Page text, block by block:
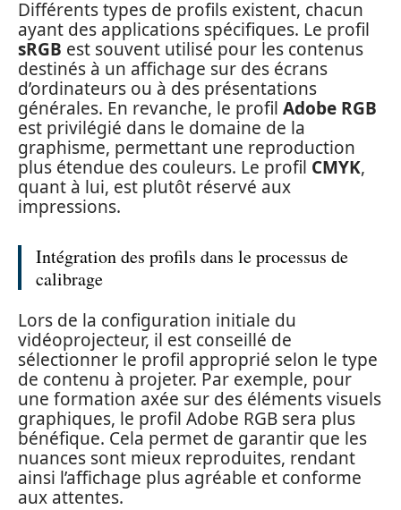
Différents types de profils existent, chacun
ayant des applications spécifiques. Le profil
sRGB est souvent utilisé pour les contenus
destinés à un affichage sur des écrans
d’ordinateurs ou à des présentations
générales. En revanche, le profil Adobe RGB
est privilégié dans le domaine de la
graphisme, permettant une reproduction
plus étendue des couleurs. Le profil CMYK,
quant à lui, est plutôt réservé aux
impressions.
Intégration des profils dans le processus de
calibrage
Lors de la configuration initiale du
vidéoprojecteur, il est conseillé de
sélectionner le profil approprié selon le type
de contenu à projeter. Par exemple, pour
une formation axée sur des éléments visuels
graphiques, le profil Adobe RGB sera plus
bénéfique. Cela permet de garantir que les
nuances sont mieux reproduites, rendant
ainsi l’affichage plus agréable et conforme
aux attentes.